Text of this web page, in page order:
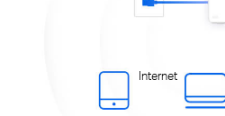
Internet